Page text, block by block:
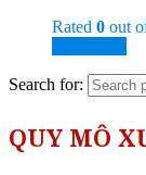
Rated 0 out
Search for:
QUY MÔ